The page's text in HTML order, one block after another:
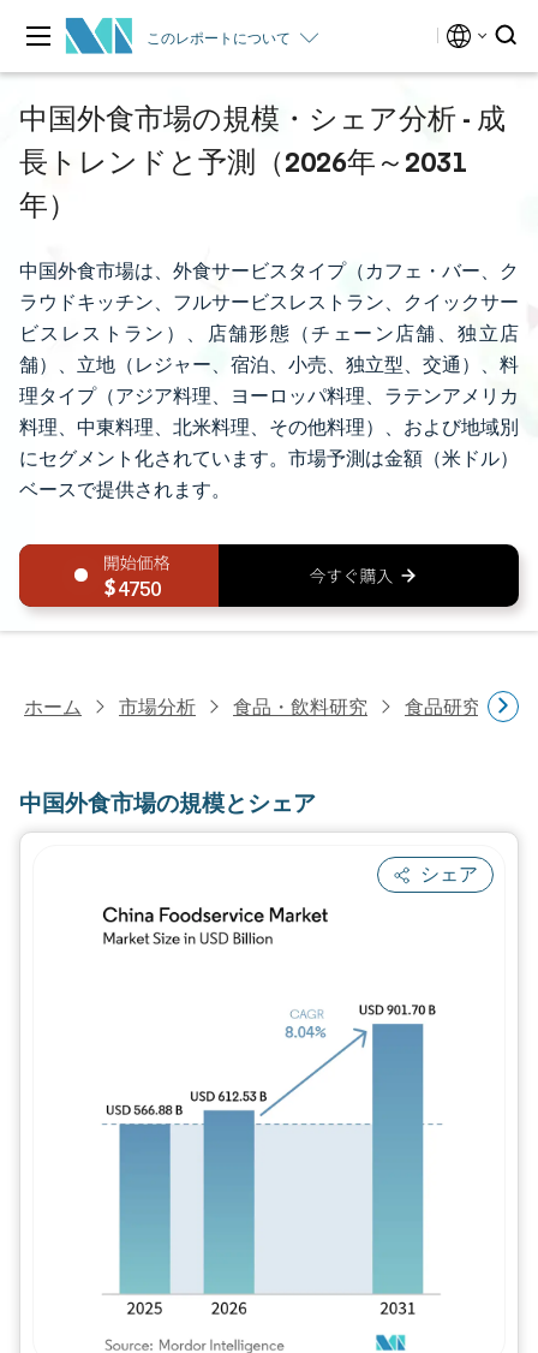
このレポートについて
中国外食市場の規模・シェア分析 - 成
長トレンドと予測（2026年～2031
年）
中国外食市場は、外食サービスタイプ（カフェ・バー、ク
ラウドキッチン、フルサービスレストラン、クイックサー
ビスレストラン）、店舗形態（チェーン店舗、独立店
舗）、立地（レジャー、宿泊、小売、独立型、交通）、料
理タイプ（アジア料理、ヨーロッパ料理、ラテンアメリカ
料理、中東料理、北米料理、その他料理）、および地域別
にセグメント化されています。市場予測は金額（米ドル）
ベースで提供されます。
4750
ホーム 市場分析 食品・飲料研究 食品研究
中国外食市場の規模とシェア
シェア